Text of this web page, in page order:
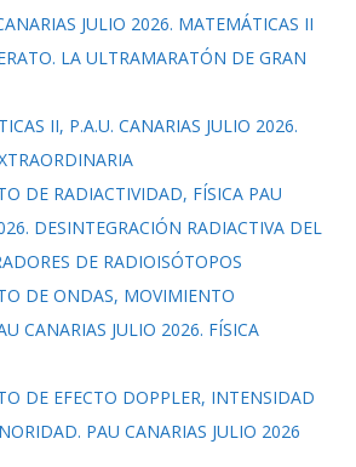
JULIO 2026. MATEMÁTICAS II
LA ULTRAMARATÓN DE GRAN
II, P.A.U. CANARIAS JULIO 2026.
DE RADIACTIVIDAD, FÍSICA PAU
DESINTEGRACIÓN RADIACTIVA DEL
DE RADIOISÓTOPOS
DE ONDAS, MOVIMIENTO
CANARIAS JULIO 2026. FÍSICA
DE EFECTO DOPPLER, INTENSIDAD
PAU CANARIAS JULIO 2026